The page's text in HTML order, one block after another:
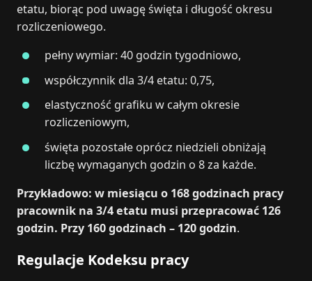
etatu, biorąc pod uwagę święta i długość okresu
rozliczeniowego.
pełny wymiar: 40 godzin tygodniowo,
współczynnik dla 3/4 etatu: 0,75,
elastyczność grafiku w całym okresie
rozliczeniowym,
święta pozostałe oprócz niedzieli obniżają
liczbę wymaganych godzin o 8 za każde.
Przykładowo: w miesiącu o 168 godzinach pracy
pracownik na 3/4 etatu musi przepracować 126
godzin. Przy 160 godzinach – 120 godzin.
Regulacje Kodeksu pracy